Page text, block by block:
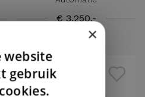
€ 3.250,-
×
website
gebruik